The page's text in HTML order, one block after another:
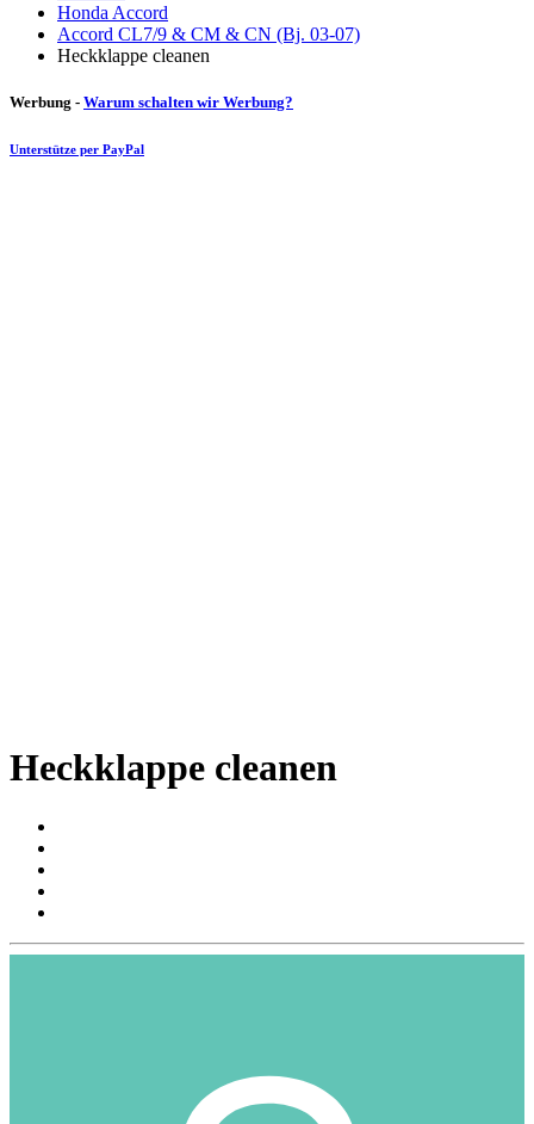
Honda Accord
Accord CL7/9 & CM & CN (Bj. 03-07)
Heckklappe cleanen
Werbung - Warum schalten wir Werbung?
Unterstütze per PayPal
Heckklappe cleanen